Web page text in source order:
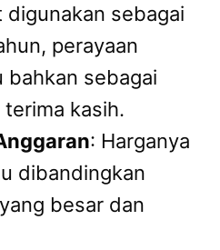
digunakan sebagai
perayaan
bahkan sebagai
kasih.
: Harganya
dibandingkan
besar dan